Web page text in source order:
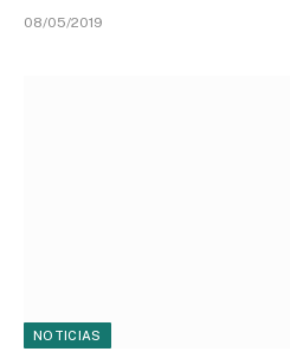
08/05/2019
NOTICIAS